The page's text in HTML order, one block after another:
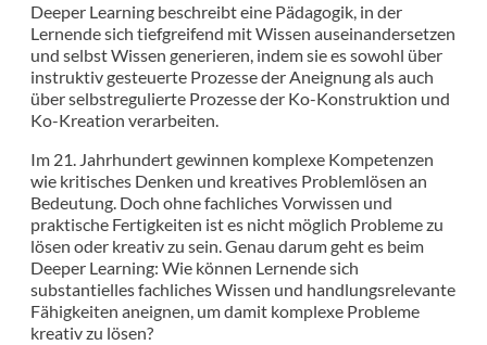
Deeper Learning beschreibt eine Pädagogik, in der
Lernende sich tiefgreifend mit Wissen auseinandersetzen
und selbst Wissen generieren, indem sie es sowohl über
instruktiv gesteuerte Prozesse der Aneignung als auch
über selbstregulierte Prozesse der Ko-Konstruktion und
Ko-Kreation verarbeiten.
Im 21. Jahrhundert gewinnen komplexe Kompetenzen
wie kritisches Denken und kreatives Problemlösen an
Bedeutung. Doch ohne fachliches Vorwissen und
praktische Fertigkeiten ist es nicht möglich Probleme zu
lösen oder kreativ zu sein. Genau darum geht es beim
Deeper Learning: Wie können Lernende sich
substantielles fachliches Wissen und handlungsrelevante
Fähigkeiten aneignen, um damit komplexe Probleme
kreativ zu lösen?